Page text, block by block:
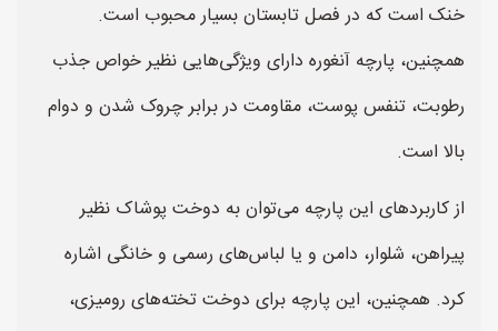
خنک است که در فصل تابستان بسیار محبوب است.
همچنین، پارچه آنغوره دارای ویژگی‌هایی نظیر خواص جذب
رطوبت، تنفس پوست، مقاومت در برابر چروک شدن و دوام
بالا است.
از کاربردهای این پارچه می‌توان به دوخت پوشاک نظیر
پیراهن، شلوار، دامن و یا لباس‌های رسمی و خانگی اشاره
کرد. همچنین، این پارچه برای دوخت تخته‌های رومیزی،